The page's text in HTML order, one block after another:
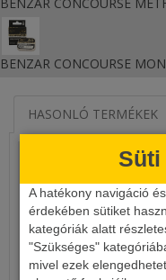
A hatékony navigáció
érdekében sütiket
kategóriák alatt
"Szükséges"
mivel ezek
BENZAR CONCOURSE
HASONLÓ TERMÉKEK